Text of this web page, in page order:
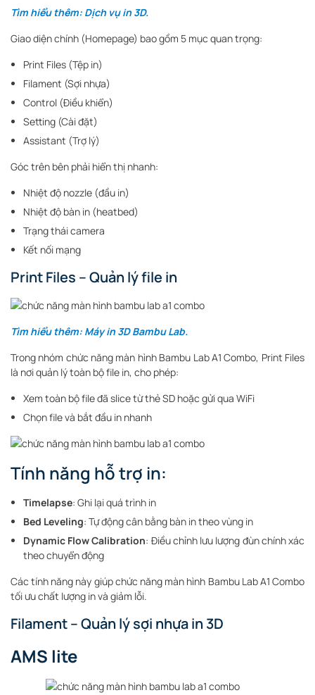
Tìm hiểu thêm: Dịch vụ in 3D.
Giao diện chính (Homepage) bao gồm 5 mục quan trọng:
Print Files (Tệp in)
Filament (Sợi nhựa)
Control (Điều khiển)
Setting (Cài đặt)
Assistant (Trợ lý)
Góc trên bên phải hiển thị nhanh:
Nhiệt độ nozzle (đầu in)
Nhiệt độ bàn in (heatbed)
Trạng thái camera
Kết nối mạng
Print Files – Quản lý file in
Tìm hiểu thêm: Máy in 3D Bambu Lab.
Trong nhóm chức năng màn hình Bambu Lab A1 Combo, Print Files
là nơi quản lý toàn bộ file in, cho phép:
Xem toàn bộ file đã slice từ thẻ SD hoặc gửi qua WiFi
Chọn file và bắt đầu in nhanh
Tính năng hỗ trợ in:
Timelapse: Ghi lại quá trình in
Bed Leveling: Tự động cân bằng bàn in theo vùng in
Dynamic Flow Calibration: Điều chỉnh lưu lượng đùn chính xác
theo chuyển động
Các tính năng này giúp chức năng màn hình Bambu Lab A1 Combo
tối ưu chất lượng in và giảm lỗi.
Filament – Quản lý sợi nhựa in 3D
AMS lite